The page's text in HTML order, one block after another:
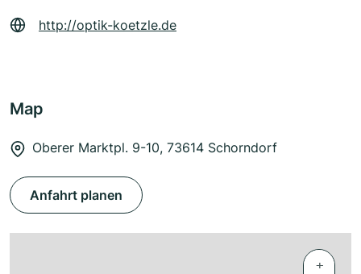
http://optik-koetzle.de
Map
Oberer Marktpl. 9-10, 73614 Schorndorf
Anfahrt planen
+